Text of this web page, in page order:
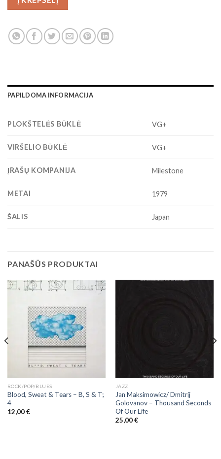
PAPILDOMA INFORMACIJA
PLOKŠTELĖS BŪKLĖ VG+
VIRŠELIO BŪKLĖ VG+
ĮRAŠŲ KOMPANIJA Milestone
METAI 1979
ŠALIS Japan
PANAŠŪS PRODUKTAI
ROCK/POP/BLUES
Blood, Sweat & Tears ‎– B, S & T;
4
12,00€
JAZZ
Jan Maksimowicz/ Dmitrij
Golovanov ‎– Thousand Seconds
Of Our Life
25,00€